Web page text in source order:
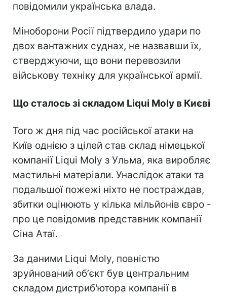
повідомили українська влада.
Міноборони Росії підтвердило удари по
двох вантажних суднах, не назвавши їх,
стверджуючи, що вони перевозили
військову техніку для української армії.
Що сталось зі складом Liqui Moly в Києві
Того ж дня під час російської атаки на
Київ однією з цілей став склад німецької
компанії Liqui Moly з Ульма, яка виробляє
мастильні матеріали. Унаслідок атаки та
подальшої пожежі ніхто не постраждав,
збитки оцінюють у кілька мільйонів євро -
про це повідомив представник компанії
Сіна Атаї.
За даними Liqui Moly, повністю
зруйнований обʼєкт був центральним
складом дистриб'ютора компанії в